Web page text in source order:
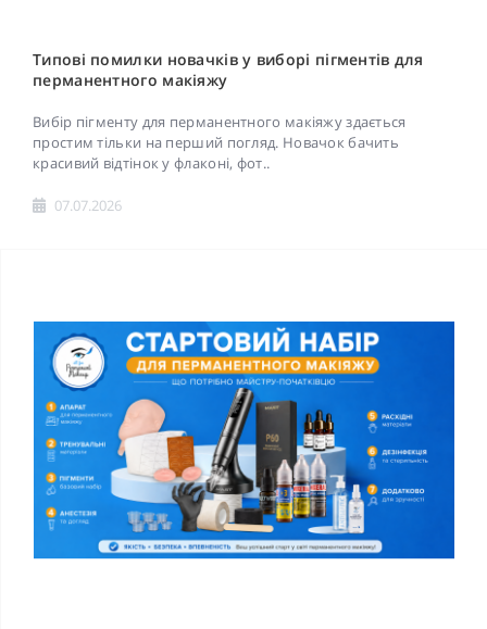
Типові помилки новачків у виборі пігментів для
перманентного макіяжу
Вибір пігменту для перманентного макіяжу здається
простим тільки на перший погляд. Новачок бачить
красивий відтінок у флаконі, фот..
07.07.2026